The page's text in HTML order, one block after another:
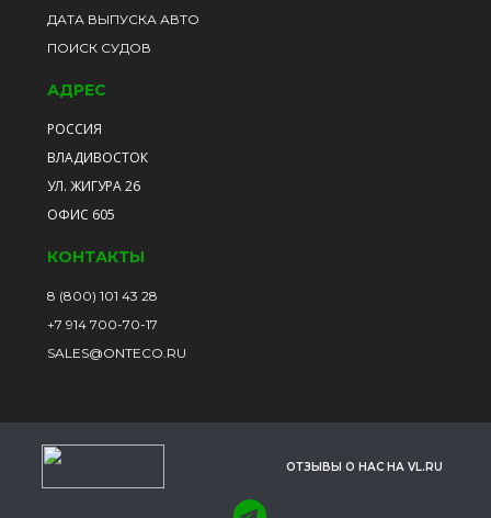
ДАТА ВЫПУСКА АВТО
ПОИСК СУДОВ
АДРЕС
РОССИЯ
ВЛАДИВОСТОК
УЛ. ЖИГУРА 26
ОФИС 605
КОНТАКТЫ
8 (800) 101 43 28
+7 914 700-70-17
SALES@ONTECO.RU
ОТЗЫВЫ О НАС НА VL.RU